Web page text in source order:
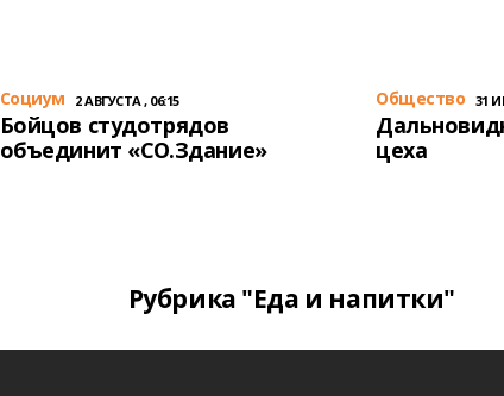
Cоциум 2 АВГУСТА , 06:15
Бойцов студотрядов
объединит «СО.Здание»
Общество 31
цеха
Рубрика "Еда и напитки"